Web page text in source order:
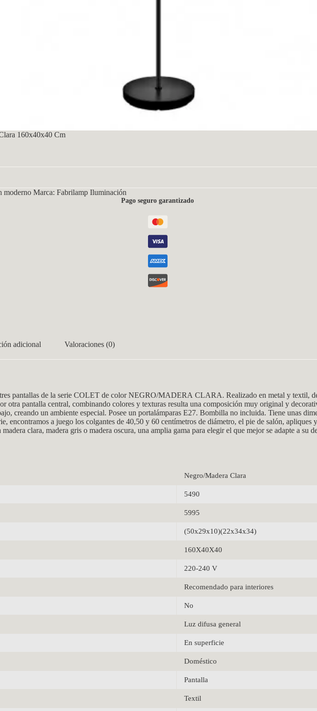
160x40x40 Cm
moderno Marca: Fabrilamp Iluminación
Pago seguro garantizado
adicional Valoraciones (0)
pantallas de la serie COLET de color NEGRO/MADERA CLARA. Realizado en metal y textil, de
otra pantalla central, combinando colores y texturas resulta una composición muy original y
creando un ambiente especial. Posee un portalámparas E27. Bombilla no incluida. Tiene unas
encontramos a juego los colgantes de 40,50 y 60 centímetros de diámetro, el pie de salón, apliques
clara, madera gris o madera oscura, una amplia gama para elegir el que mejor se adapte a su
Negro/Madera Clara
5490
5995
(50x29x10)(22x34x34)
160X40X40
220-240 V
Recomendado para interiores
No
Luz difusa general
En superficie
Doméstico
Pantalla
Textil